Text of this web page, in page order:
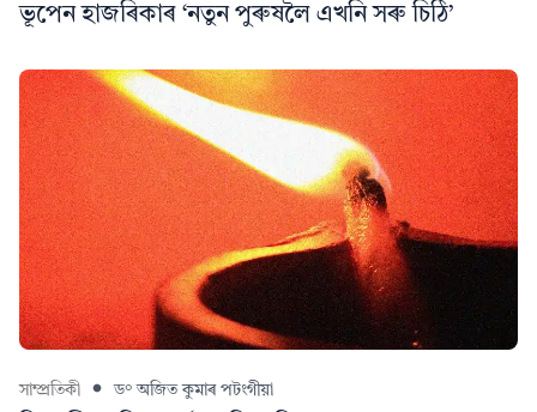
ভূপেন হাজৰিকাৰ ‘নতুন পুৰুষলৈ এখনি সৰু চিঠি’
সাম্প্ৰতিকী ড° অজিত কুমাৰ পটংগীয়া